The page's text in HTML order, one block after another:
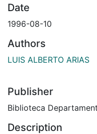
Date
1996-08-10
Authors
LUIS ALBERTO ARIAS
Publisher
Biblioteca
Description